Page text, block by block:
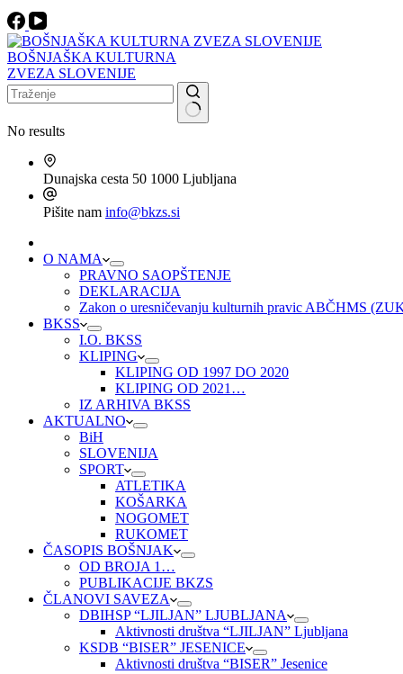
BOŠNJAŠKA KULTURNA
ZVEZA SLOVENIJE
No results
Dunajska cesta 50 1000 Ljubljana
Pišite nam info@bkzs.si
O NAMA
PRAVNO SAOPŠTENJE
DEKLARACIJA
Zakon o uresničevanju kulturnih pravic ABČHMS
BKSS
I.O. BKSS
KLIPING
KLIPING OD 1997 DO 2020
KLIPING OD 2021…
IZ ARHIVA BKSS
AKTUALNO
BiH
SLOVENIJA
SPORT
ATLETIKA
KOŠARKA
NOGOMET
RUKOMET
ČASOPIS BOŠNJAK
OD BROJA 1…
PUBLIKACIJE BKZS
ČLANOVI SAVEZA
DBIHSP “LJILJAN” LJUBLJANA
Aktivnosti društva “LJILJAN” Ljubljana
KSDB “BISER” JESENICE
Aktivnosti društva “BISER” Jesenice